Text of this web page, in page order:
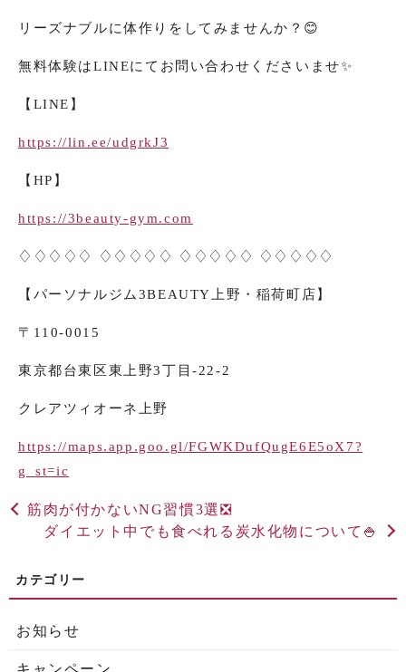
リーズナブルに体作りをしてみませんか？ 😊
無料体験はLINEにてお問い合わせくださいませ✨
【 LINE 】
https://lin.ee/udgrkJ3
【 HP 】
https://3beauty-gym.com
♢♢♢♢♢ ♢♢♢♢♢ ♢♢♢♢♢ ♢♢♢♢♢
【パーソナルジム 3BEAUTY 上野・稲荷町店】
〒 110-0015
東京都台東区東上野3丁目-22-2
クレアツィオーネ上野
https://maps.app.goo.gl/FGWKDufQugE6E5oX7?
g_st=ic
筋肉が付かないNG習慣3選❎
ダイエット中でも食べれる炭水化物について🍚
お知らせ
キャンペーン